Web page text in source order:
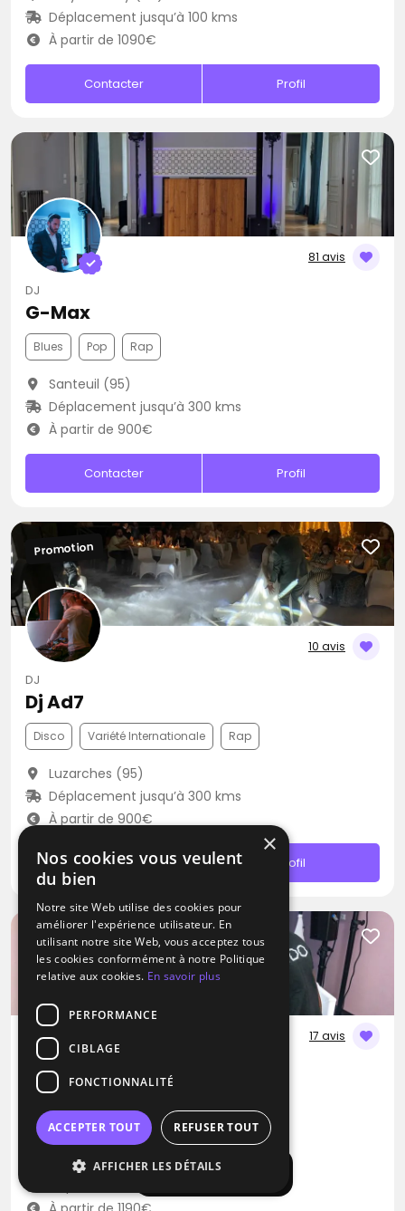
Afficher la carte
Déplacement jusqu’à 100 kms
À partir de 1090€
Contacter Profil
81 avis
DJ
G-Max
Blues Pop Rap
Santeuil (95)
Déplacement jusqu’à 300 kms
À partir de 900€
Contacter Profil
10 avis
Promotion
DJ
Dj Ad7
Disco Variété Internationale Rap
Luzarches (95)
Déplacement jusqu’à 300 kms
À partir de 900€
Contacter Profil
17 avis
DJ
Ludo-Evenementiel
Disco RNB Musique Africaine
Bailly-Romainvilliers (77)
×
Nos cookies vous veulent
du bien
Notre site Web utilise des cookies pour
améliorer l'expérience utilisateur. En
utilisant notre site Web, vous acceptez tous
les cookies conformément à notre Politique
relative aux cookies. En savoir plus
PERFORMANCE
CIBLAGE
FONCTIONNALITÉ
ACCEPTER TOUT REFUSER TOUT
AFFICHER LES DÉTAILS